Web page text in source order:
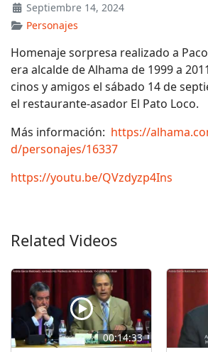
Septiembre 14, 2024
Personajes
Homenaje sorpresa realizado a
era alcalde de Alhama de 1999 a
cinos y amigos el sábado 14 de
el restaurante-asador El Pato Loco.
Más información: https://
d/personajes/16337
https://youtu.be/QVzdyzp4Ins
Related Videos
00:14:33